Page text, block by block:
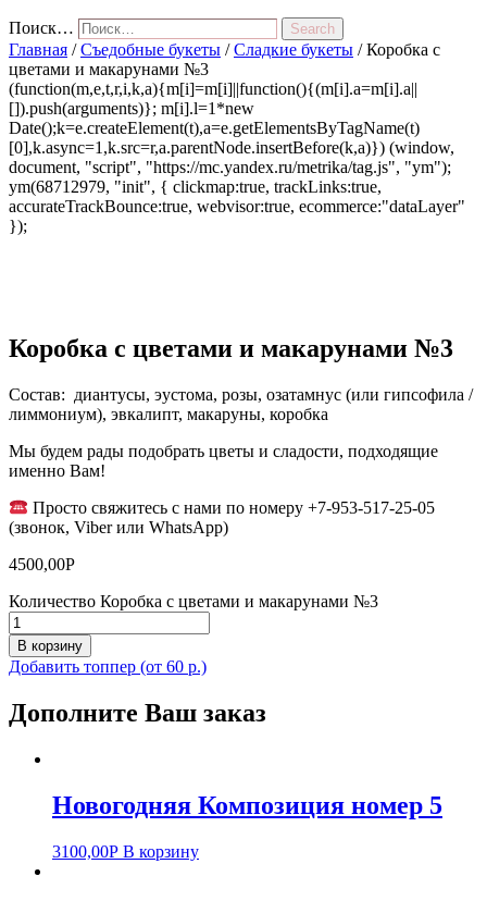
Поиск… Search
Главная /Съедобные букеты /Сладкие букеты / Коробка с
цветами и макарунами №3
(function(m,e,t,r,i,k,a){m[i]=m[i]||function(){(m[i].a=m[i].a||
[]).push(arguments)}; m[i].l=1*new
Date();k=e.createElement(t),a=e.getElementsByTagName(t)
[0],k.async=1,k.src=r,a.parentNode.insertBefore(k,a)}) (window,
document, "script", "https://mc.yandex.ru/metrika/tag.js", "ym");
ym(68712979, "init", { clickmap:true, trackLinks:true,
accurateTrackBounce:true, webvisor:true, ecommerce:"dataLayer"
});
Коробка с цветами и макарунами №3
Состав: диантусы, эустома, розы, озатамнус (или гипсофила /
лиммониум), эвкалипт, макаруны, коробка
Мы будем рады подобрать цветы и сладости, подходящие
именно Вам!
Просто свяжитесь с нами по номеру +7-953-517-25-05
(звонок, Viber или WhatsApp)
4500,00Р
Количество Коробка с цветами и макарунами №3
В корзину
Добавить топпер (от 60 р.)
Дополните Ваш заказ
Новогодняя Композиция номер 5
3100,00Р В корзину